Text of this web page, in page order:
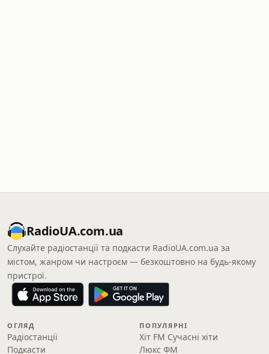
RadioUA.com.ua
Слухайте радіостанції та подкасти RadioUA.com.ua за
містом, жанром чи настроєм — безкоштовно на будь-якому
пристрої.
ОГЛЯД
Радіостанції
Подкасти
ПОПУЛЯРНІ
Хіт FM Сучасні хіти
Люкс ФМ